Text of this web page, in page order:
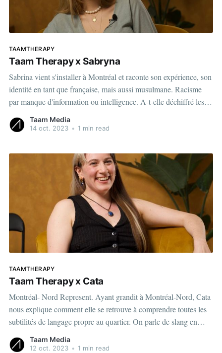
TAAMTHERAPY
Taam Therapy x Sabryna
Sabrina vient s'installer à Montréal et raconte son expérience, son
identité en tant que française, mais aussi musulmane. Racisme
par manque d'information ou intelligence. A-t-elle déchiffré les
Media | Média numérique (@taammedia)
Taam Media
14 oct. 2023 • 1 min read
TAAMTHERAPY
Taam Therapy x Cata
Montréal- Nord Represent. Ayant grandit à Montréal-Nord, Cata
nous explique comment elle se retrouve à comprendre toutes les
subtilités de langage propre au quartier. On parle de slang en
10,000 de questions, c'
Taam Media
12 oct. 2023 • 1 min read